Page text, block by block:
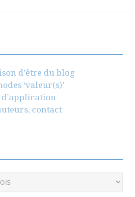
d’être du blog
‘valeur(s)’
d’application
contact